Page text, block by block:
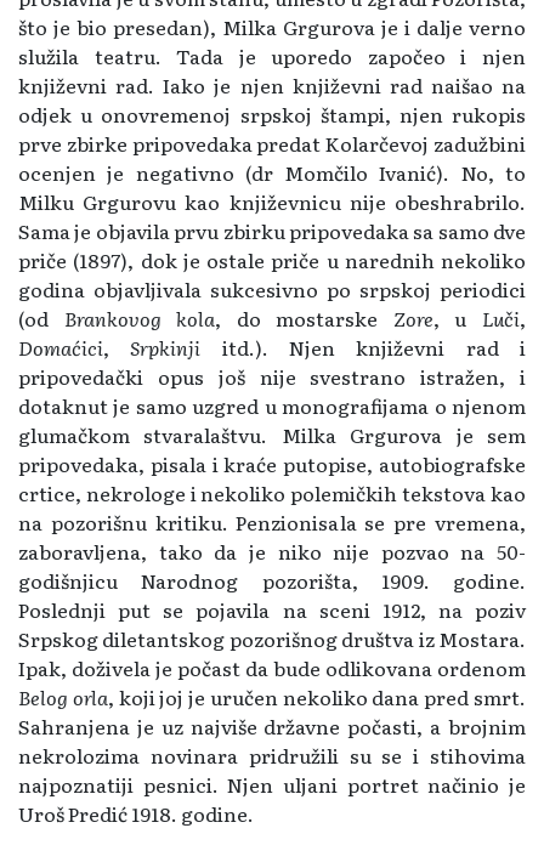
što je bio presedan), Milka Grgurova je i dalje verno
služila teatru. Tada je uporedo započeo i njen
književni rad. Iako je njen književni rad naišao na
odjek u onovremenoj srpskoj štampi, njen rukopis
prve zbirke pripovedaka predat Kolarčevoj zadužbini
ocenjen je negativno (dr Momčilo Ivanić). No, to
Milku Grgurovu kao književnicu nije obeshrabrilo.
Sama je objavila prvu zbirku pripovedaka sa samo dve
priče (1897), dok je ostale priče u narednih nekoliko
godina objavljivala sukcesivno po srpskoj periodici
(od Brankovog kola, do mostarske Zore, u Luči,
Domaćici,Srpkinji itd.). Njen književni rad i
pripovedački opus još nije svestrano istražen, i
dotaknut je samo uzgred u monografijama o njenom
glumačkom stvaralaštvu. Milka Grgurova je sem
pripovedaka, pisala i kraće putopise, autobiografske
crtice, nekrologe i nekoliko polemičkih tekstova kao
na pozorišnu kritiku. Penzionisala se pre vremena,
zaboravljena, tako da je niko nije pozvao na 50-
godišnjicu Narodnog pozorišta, 1909. godine.
Poslednji put se pojavila na sceni 1912, na poziv
Srpskog diletantskog pozorišnog društva iz Mostara.
Ipak, doživela je počast da bude odlikovana ordenom
Belog orla, koji joj je uručen nekoliko dana pred smrt.
Sahranjena je uz najviše državne počasti, a brojnim
nekrolozima novinara pridružili su se i stihovima
najpoznatiji pesnici. Njen uljani portret načinio je
Uroš Predić 1918. godine.